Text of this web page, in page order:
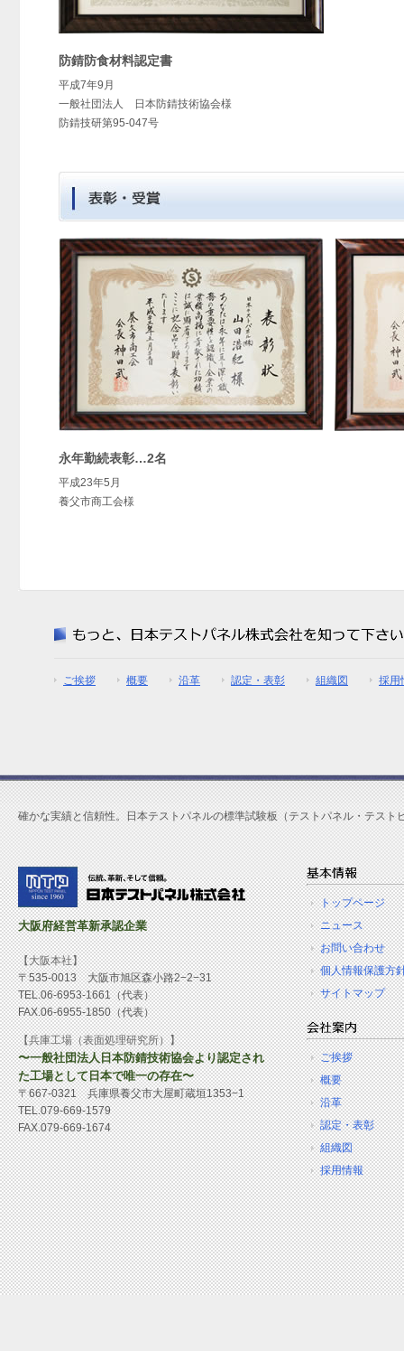
防錆防食材料認定書
平成7年9月
一般社団法人 日本防錆技術協会様
防錆技研第95-047号
永年勤続表彰…2名
平成23年5月
養父市商工会様
ご挨拶 概要 沿革 認定・表彰 組織図 採用
確かな実績と信頼性。日本テストパネルの標準試験板（テストパネル・テスト
大阪府経営革新承認企業
【大阪本社】
〒535-0013 大阪市旭区森小路2−2−31
TEL.06-6953-1661（代表）
FAX.06-6955-1850（代表）
【兵庫工場（表面処理研究所）】
〜一般社団法人日本防錆技術協会より認定され
た工場として日本で唯一の存在〜
〒667-0321 兵庫県養父市大屋町蔵垣1353−1
TEL.079-669-1579
FAX.079-669-1674
トップページ
ニュース
お問い合わせ
個人情報保護方
サイトマップ
ご挨拶
概要
沿革
認定・表彰
組織図
採用情報